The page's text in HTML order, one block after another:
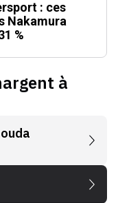
: ces
Nakamura
%
à